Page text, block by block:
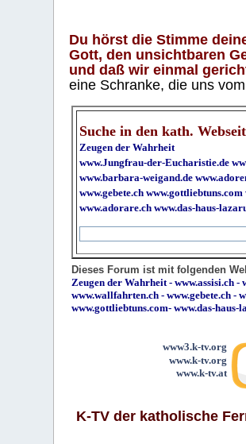
Du hörst die Stimme
Gott, den unsichtbaren
und daß wir einmal
eine Schranke, die uns
Suche in den kath.
Zeugen der Wahrheit
www.Jungfrau-der-Eucharistie.de
www.barbara-weigand.de
www.gebete.ch www.gottliebtuns.com
www.adorare.ch www.das-haus-
Dieses Forum ist mit folgenden
Zeugen der Wahrheit-www.assisi.ch -
www.wallfahrten.ch -www.gebete.ch -
www.gottliebtuns.com-www.das-haus-
www3.k-tv.org
www.k-tv.org
www.k-tv.at
K-TV der katholische